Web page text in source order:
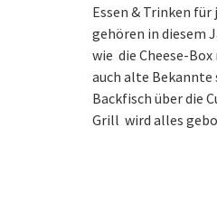
Essen & Trinken für
gehören in diesem
wie die Cheese-
auch alte Bekannte
Backfisch über die
Grill wird alles